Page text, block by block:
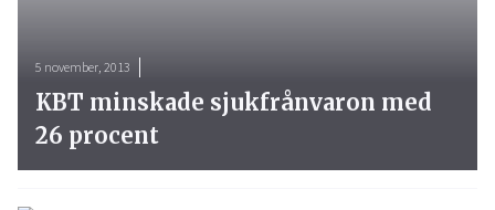
5 november, 2013
KBT minskade sjukfrånvaron med
26 procent